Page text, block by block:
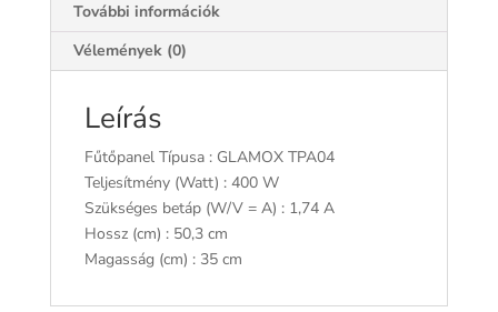
További információk
Vélemények (0)
Leírás
Fűtőpanel Típusa : GLAMOX TPA04
Teljesítmény (Watt) : 400 W
Szükséges betáp (W/V = A) : 1,74 A
Hossz (cm) : 50,3 cm
Magasság (cm) : 35 cm